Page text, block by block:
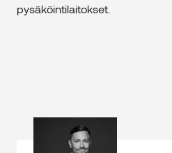
pysäköintilaitokset.